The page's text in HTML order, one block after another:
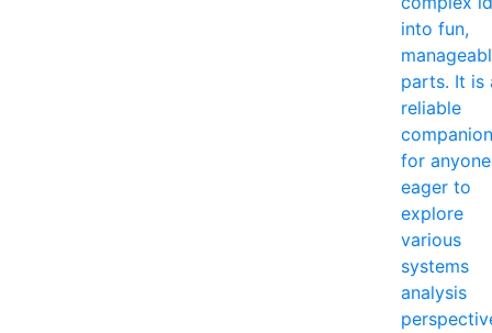
into fun,
parts. It is
reliable
companion
for anyone
eager to
explore
various
systems
analysis